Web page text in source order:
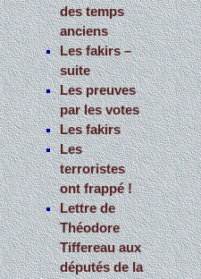
des temps
anciens
Les fakirs –
suite
Les preuves
par les votes
Les fakirs
Les
terroristes
ont frappé !
Lettre de
Théodore
Tiffereau aux
députés de la